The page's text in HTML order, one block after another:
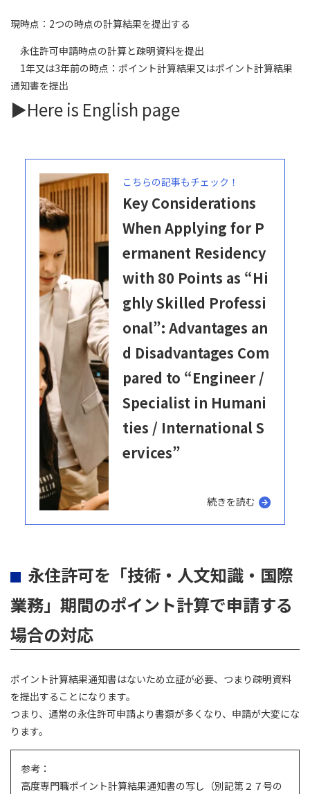
現時点：2つの時点の計算結果を提出する
永住許可申請時点の計算と疎明資料を提出
1年又は3年前の時点：ポイント計算結果又はポイント計算結果
通知書を提出
▶Here is English page
こちらの記事もチェック！
Key Considerations
When Applying for P
ermanent Residency
with 80 Points as “Hi
ghly Skilled Professi
onal”: Advantages an
d Disadvantages Com
pared to “Engineer /
Specialist in Humani
ties / International S
ervices”
続きを読む
永住許可を「技術・人文知識・国際
業務」期間のポイント計算で申請する
場合の対応
ポイント計算結果通知書はないため立証が必要、つまり疎明資料
を提出することになります。
つまり、通常の永住許可申請より書類が多くなり、申請が大変にな
ります。
参考：
高度専門職ポイント計算結果通知書の写し（別記第２７号の